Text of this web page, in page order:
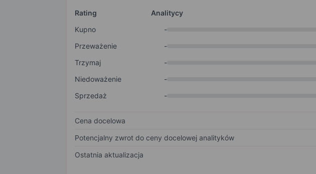
Rating
Analitycy
Kupno
-
Przeważenie
-
Trzymaj
-
Niedoważenie
-
Sprzedaż
-
Cena docelowa
Potencjalny zwrot do ceny docelowej analityków
Ostatnia aktualizacja